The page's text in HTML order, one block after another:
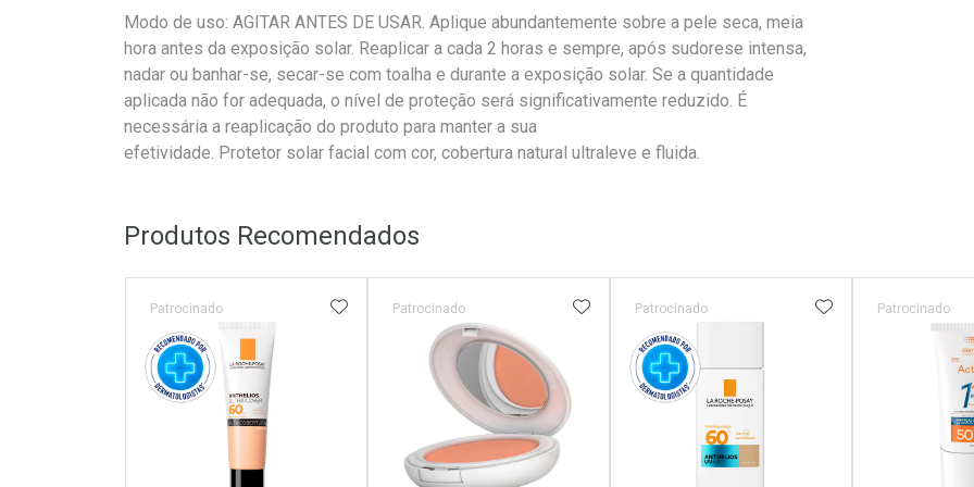
Modo de uso: AGITAR ANTES DE USAR. Aplique abundantemente sobre a pele seca, meia
hora antes da exposição solar. Reaplicar a cada 2 horas e sempre, após sudorese intensa,
nadar ou banhar-se, secar-se com toalha e durante a exposição solar. Se a quantidade
aplicada não for adequada, o nível de proteção será significativamente reduzido. É
necessária a reaplicação do produto para manter a sua
efetividade. Protetor solar facial com cor, cobertura natural ultraleve e fluida.
Produtos Recomendados
Patrocinado ADICIONAR AOS FAVORITOS
Patrocinado ADICIONAR AOS FAVORITOS
Patrocinado ADICIONAR AOS
Patrocinado